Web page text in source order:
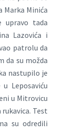
Minića
upravo tada
Lazovića i
patrolu da
da su možda
nastupilo je
Leposaviću
u Mitrovicu
Test
su odredili